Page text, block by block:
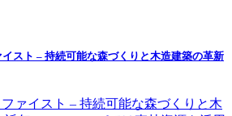
スト – 持続可能な森づくりと木造建築の革新
ァイスト – 持続可能な森づくりと木